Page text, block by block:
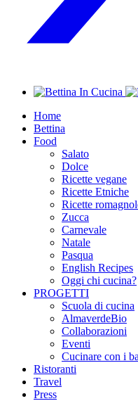
Home
Bettina
Food
Salato
Dolce
Ricette vegane
Ricette Etniche
Ricette
Zucca
Carnevale
Natale
Pasqua
English Recipes
Oggi chi cucina?
PROGETTI
Scuola di cucina
AlmaverdeBio
Collaborazioni
Eventi
Cucinare con i
Ristoranti
Travel
Press